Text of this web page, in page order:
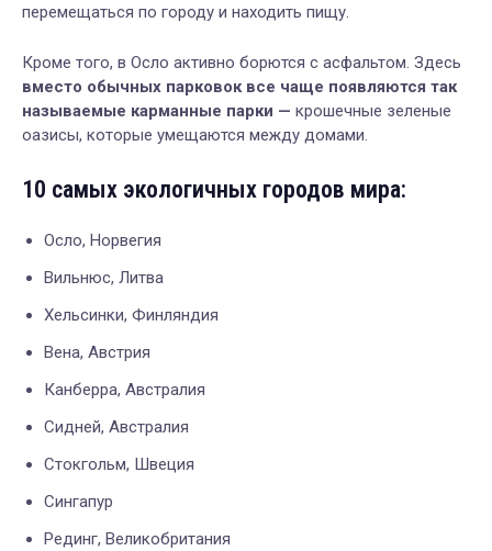
перемещаться по городу и находить пищу.
Кроме того, в Осло активно борются с асфальтом. Здесь
вместо обычных парковок все чаще появляются так
называемые карманные парки — крошечные зеленые
оазисы, которые умещаются между домами.
10 самых экологичных городов мира:
Осло, Норвегия
Вильнюс, Литва
Хельсинки, Финляндия
Вена, Австрия
Канберра, Австралия
Сидней, Австралия
Стокгольм, Швеция
Сингапур
Рединг, Великобритания